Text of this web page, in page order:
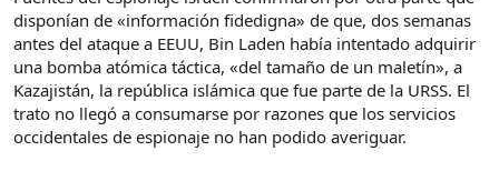
disponían de «información fidedigna» de que, dos semanas
antes del ataque a EEUU, Bin Laden había intentado adquirir
una bomba atómica táctica, «del tamaño de un maletín», a
Kazajistán, la república islámica que fue parte de la URSS. El
trato no llegó a consumarse por razones que los servicios
occidentales de espionaje no han podido averiguar.